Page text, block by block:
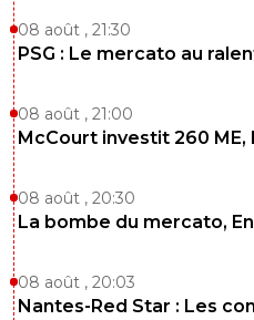
08 août , 21:30
PSG : Le mercato au
08 août , 21:00
McCourt investit 260 ME,
08 août , 20:30
La bombe du mercato,
08 août , 20:03
Nantes-Red Star : Les